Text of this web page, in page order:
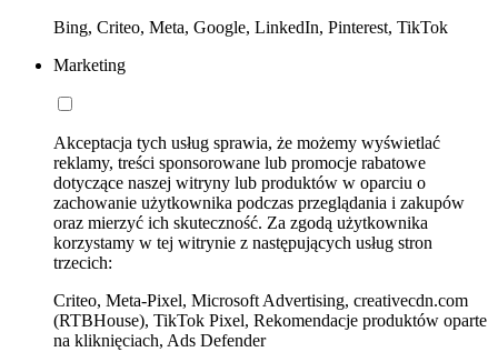
Bing, Criteo, Meta, Google, LinkedIn, Pinterest, TikTok
Marketing
Akceptacja tych usług sprawia, że możemy wyświetlać
reklamy, treści sponsorowane lub promocje rabatowe
dotyczące naszej witryny lub produktów w oparciu o
zachowanie użytkownika podczas przeglądania i zakupów
oraz mierzyć ich skuteczność. Za zgodą użytkownika
korzystamy w tej witrynie z następujących usług stron
trzecich:
Criteo, Meta-Pixel, Microsoft Advertising, creativecdn.com
(RTBHouse), TikTok Pixel, Rekomendacje produktów oparte
na kliknięciach, Ads Defender